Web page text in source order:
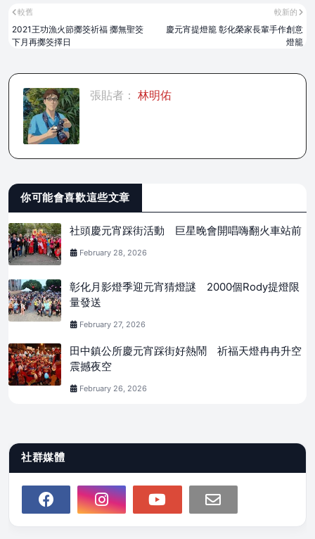
較新的
慶元宵提燈籠 彰化榮家長輩手作創意
燈籠
較舊
2021王功漁火節擲筊祈福 擲無聖筊
下月再擲筊擇日
張貼者： 林明佑
你可能會喜歡這些文章
社頭慶元宵踩街活動 巨星晚會開唱嗨翻火車站前
February 28, 2026
彰化月影燈季迎元宵猜燈謎 2000個Rody提燈限
量發送
February 27, 2026
田中鎮公所慶元宵踩街好熱鬧 祈福天燈冉冉升空
震撼夜空
February 26, 2026
社群媒體